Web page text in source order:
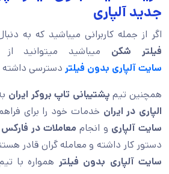
جدید آلپاری
اگر از جمله کاربرانی میباشید که به
فیلتر شکن میباشید میتوانید
سایتآلپاری بدون فیلتر دسترسی داشته
همچنین تیمپشتیبانی تاپ بروکر ایران
الپاری در ایران خدمات خود را برای
سایت آلپاری و انجام معاملات در فارکس
دستور کار داشته و معامله گران قادر
سایت آلپاری بدون فیلتر همواره با